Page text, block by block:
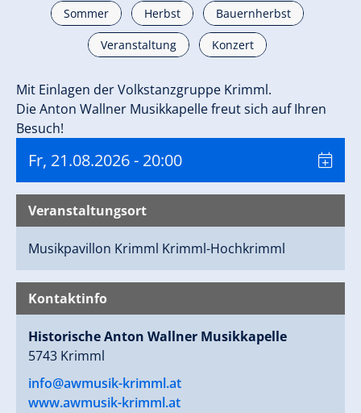
Sommer Herbst Bauernherbst
Veranstaltung Konzert
Mit Einlagen der Volkstanzgruppe Krimml.
Die Anton Wallner Musikkapelle freut sich auf Ihren
Besuch!
Fr, 21.08.2026- 20:00
Veranstaltungsort
Musikpavillon Krimml Krimml-Hochkrimml
Kontaktinfo
Historische Anton Wallner Musikkapelle
5743 Krimml
info@awmusik-krimml.at
www.awmusik-krimml.at